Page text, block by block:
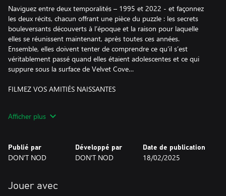
Naviguez entre deux temporalités – 1995 et 2022 - et façonnez
les deux récits, chacun offrant une pièce du puzzle : les secrets
bouleversants découverts à l’époque et la raison pour laquelle
elles se réunissent maintenant, après toutes ces années.
Ensemble, elles doivent tenter de comprendre ce qu’il s’est
véritablement passé quand elles étaient adolescentes et ce qui
suppure sous la surface de Velvet Cove…
FILMEZ VOS AMITIÉS NAISSANTES
interactions et des conversations réalistes. Impliquez-vous dans
ou en ignorant le flux de parole. Caméra à la main, explorez
Velvet Cove et capturez l’essence de ses habitants, de ses lieux et
percer les sombres secrets et les mystères cachés.
Afficher plus
Publié par
DON'T NOD
Développé par
DON'T NOD
Date de publication
18/02/2025
Jouer avec